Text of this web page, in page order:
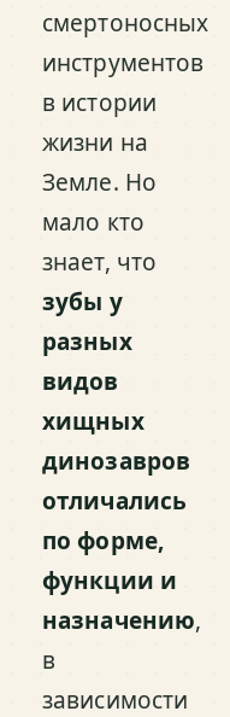
смертоносных
инструментов
в истории
жизни на
Земле. Но
мало кто
знает, что
зубы у
разных
видов
хищных
динозавров
отличались
по форме,
функции и
назначению,
в
зависимости